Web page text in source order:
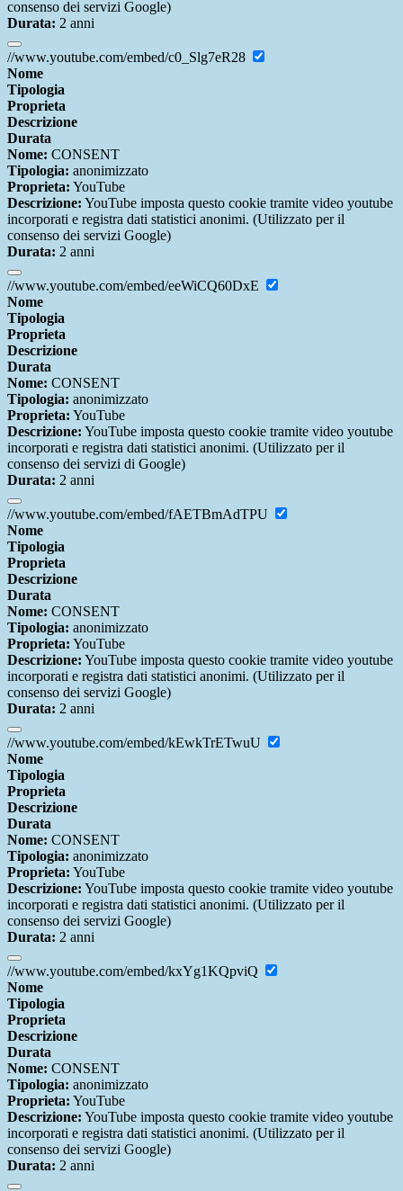
consenso dei servizi Google)
Durata: 2 anni
//www.youtube.com/embed/c0_Slg7eR28
Nome
Tipologia
Proprieta
Descrizione
Durata
Nome: CONSENT
Tipologia: anonimizzato
Proprieta: YouTube
Descrizione: YouTube imposta questo cookie tramite video youtube
incorporati e registra dati statistici anonimi. (Utilizzato per il
consenso dei servizi Google)
Durata: 2 anni
//www.youtube.com/embed/eeWiCQ60DxE
Nome
Tipologia
Proprieta
Descrizione
Durata
Nome: CONSENT
Tipologia: anonimizzato
Proprieta: YouTube
Descrizione: YouTube imposta questo cookie tramite video youtube
incorporati e registra dati statistici anonimi. (Utilizzato per il
consenso dei servizi di Google)
Durata: 2 anni
//www.youtube.com/embed/fAETBmAdTPU
Nome
Tipologia
Proprieta
Descrizione
Durata
Nome: CONSENT
Tipologia: anonimizzato
Proprieta: YouTube
Descrizione: YouTube imposta questo cookie tramite video youtube
incorporati e registra dati statistici anonimi. (Utilizzato per il
consenso dei servizi Google)
Durata: 2 anni
//www.youtube.com/embed/kEwkTrETwuU
Nome
Tipologia
Proprieta
Descrizione
Durata
Nome: CONSENT
Tipologia: anonimizzato
Proprieta: YouTube
Descrizione: YouTube imposta questo cookie tramite video youtube
incorporati e registra dati statistici anonimi. (Utilizzato per il
consenso dei servizi Google)
Durata: 2 anni
//www.youtube.com/embed/kxYg1KQpviQ
Nome
Tipologia
Proprieta
Descrizione
Durata
Nome: CONSENT
Tipologia: anonimizzato
Proprieta: YouTube
Descrizione: YouTube imposta questo cookie tramite video youtube
incorporati e registra dati statistici anonimi. (Utilizzato per il
consenso dei servizi Google)
Durata: 2 anni